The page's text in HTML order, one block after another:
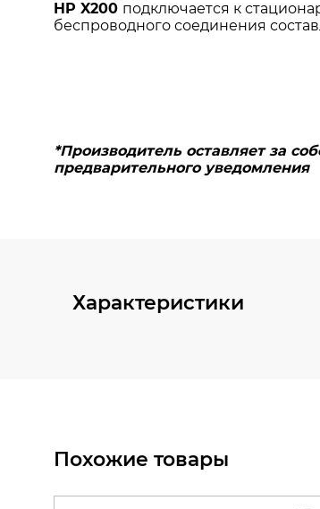
Характеристики
Похожие товары